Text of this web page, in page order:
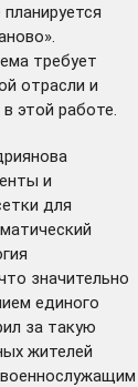
требует
отрасли и
этой работе.
и
для
значительно
единого
за такую
жителей